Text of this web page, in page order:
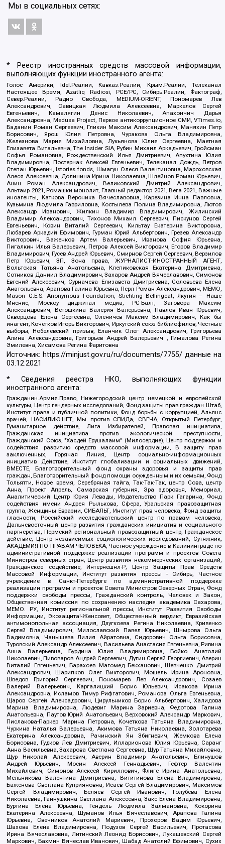
Мы в социальных сетях:
* Реестр иностранных средств массовой информации,
выполняющих функции иностранного агента:
Голос Америки, Idel.Реалии, Кавказ.Реалии, Крым.Реалии, Телеканал
Настоящее Время, Azatliq Radiosi, PCE/PC, Сибирь.Реалии, Фактограф,
Север.Реалии, Радио Свобода, MEDIUM-ORIENT, Пономарев Лев
Александрович, Савицкая Людмила Алексеевна, Маркелов Сергей
Евгеньевич, Камалягин Денис Николаевич, Апахончич Дарья
Александровна, Medusa Project, Первое антикоррупционное СМИ, VTimes.io,
Баданин Роман Сергеевич, Гликин Максим Александрович, Маняхин Петр
Борисович, Ярош Юлия Петровна, Чуракова Ольга Владимировна,
Железнова Мария Михайловна, Лукьянова Юлия Сергеевна, Маетная
Елизавета Витальевна, The Insider SIA, Рубин Михаил Аркадьевич, Гройсман
Софья Романовна, Рождественский Илья Дмитриевич, Апухтина Юлия
Владимировна, Постернак Алексей Евгеньевич, Телеканал Дождь, Петров
Степан Юрьевич, Istories fonds, Шмагун Олеся Валентиновна, Мароховская
Алеся Алексеевна, Долинина Ирина Николаевна, Шлейнов Роман Юрьевич,
Анин Роман Александрович, Великовский Дмитрий Александрович,
Альтаир 2021, Ромашки монолит, Главный редактор 2021, Вега 2021, Важные
иноагенты, Каткова Вероника Вячеславовна, Карезина Инна Павловна,
Кузьмина Людмила Гавриловна, Костылева Полина Владимировна, Лютов
Александр Иванович, Жилкин Владимир Владимирович, Жилинский
Владимир Александрович, Тихонов Михаил Сергеевич, Пискунов Сергей
Евгеньевич, Ковин Виталий Сергеевич, Кильтау Екатерина Викторовна,
Любарев Аркадий Ефимович, Гурман Юрий Альбертович, Грезев Александр
Викторович, Важенков Артем Валерьевич, Иванова София Юрьевна,
Пигалкин Илья Валерьевич, Петров Алексей Викторович, Егоров Владимир
Владимирович, Гусев Андрей Юрьевич, Смирнов Сергей Сергеевич, Верзилов
Петр Юрьевич, ЗП, Зона права, ЖУРНАЛИСТ-ИНОСТРАННЫЙ АГЕНТ,
Вольтская Татьяна Анатольевна, Клепиковская Екатерина Дмитриевна,
Сотников Даниил Владимирович, Захаров Андрей Вячеславович, Симонов
Евгений Алексеевич, Сурначева Елизавета Дмитриевна, Соловьева Елена
Анатольевна, Арапова Галина Юрьевна, Перл Роман Александрович, МЕМО,
Mason G.E.S. Anonymous Foundation, Stichting Bellingcat, Якутия – Наше
Мнение, Москоу диджитал медиа, РС-Балт, Заговора Максим
Александрович, Ветошкина Валерия Валерьевна, Павлов Иван Юрьевич,
Скворцова Елена Сергеевна, Оленичев Максим Владимирович, Как бы
инагент, Кочетков Игорь Викторович, Иркутский союз библиофилов, Честные
выборы, Нобелевский призыв, Еланчик Олег Александрович, Григорьева
Алина Александровна, Григорьев Андрей Валерьевич , Гималова Регина
Эмилевна, Хисамова Регина Фаритовна
Источник: https://minjust.gov.ru/ru/documents/7755/ данные на
03.12.2021
* Сведения реестра НКО, выполняющих функции
иностранного агента:
Гражданин.Армия.Право, Нижегородский центр немецкой и европейской
культуры, Центр гендерных исследований, Фонд защиты прав граждан Штаб,
Институт права и публичной политики, Фонд борьбы с коррупцией, Альянс
врачей, НАСИЛИЮ.НЕТ, Мы против СПИДа, СВЕЧА, Открытый Петербург,
Гуманитарное действие, Лига Избирателей, Правовая инициатива,
Гражданская инициатива против экологической преступности,
Гражданский Союз, "Хасдей Ерушалаим" (Милосердие), Центр поддержки и
содействия развитию средств массовой информации, В защиту прав
заключенных, Горячая Линия, Центр социально-информационных
инициатив Действие, Институт глобализации и социальных движений,
ВМЕСТЕ, Благотворительный фонд охраны здоровья и защиты прав
граждан, Благотворительный фонд помощи осужденным и их семьям, Фонд
Тольятти, Новое время, Серебряная тайга, Так-Так-Так, центр Сова, центр
Анна, Проект Апрель, Самарская губерния, Эра здоровья, Мемориал,
Аналитический Центр Юрия Левады, Издательство Парк Гагарина, Фонд
содействия имени Андрея Рылькова, Сфера, Уральская правозащитная
группа, Женщины Евразии, СИБАЛЬТ, Институт прав человека, Фонд защиты
гласности, Российский исследовательский центр по правам человека,
Дальневосточный центр развития гражданских инициатив и социального
партнерства, Пермский региональный правозащитный центр, Гражданское
действие, Центр независимых социологических исследований, Сутяжник,
АКАДЕМИЯ ПО ПРАВАМ ЧЕЛОВЕКА, Частное учреждение в Калининграде по
административной поддержке реализации программ и проектов Совета
Министров северных стран, Центр развития некоммерческих организаций,
Гражданское содействие, Интернешнл-Р, Центр Защиты Прав Средств
Массовой Информации, Институт развития прессы - Сибирь, Частное
учреждение в Санкт-Петербурге по административной поддержке
реализации программ и проектов Совета Министров Северных Стран, Фонд
поддержки свободы прессы, Гражданский контроль, Человек и Закон,
Общественная комиссия по сохранению наследия академика Сахарова,
МЕМО. РУ, Институт региональной прессы, Институт Развития Свободы
Информации, Экозащита!-Женсовет, Общественный вердикт, Евразийская
антимонопольная ассоциация, Дзугкоева Регина Николаевна, Кривенко
Сергей Владимирович, Милославский Павел Юрьевич, Шнырова Ольга
Вадимовна, Чанышева Лилия Айратовна, Сидорович Ольга Борисовна,
Туровский Александр Алексеевич, Васильева Анастасия Евгеньевна, Ривина
Анна Валерьевна, Бурдина Юлия Владимировна, Бойко Анатолий
Николаевич, Пивоваров Андрей Сергеевич, Дугин Сергей Георгиевич, Аверин
Виталий Евгеньевич, Барахоев Магомед Бекханович, Шевченко Дмитрий
Александрович, Шарипков Олег Викторович, Мошель Ирина Ароновна,
Шведов Григорий Сергеевич, Пономарев Лев Александрович, Созаев
Валерий Валерьевич, Каргалицкий Борис Юльевич, Исакова Ирина
Александровна, Исламов Тимур Рифгатович, Романова Ольга Евгеньевна,
Щаров Сергей Алексадрович, Цирульников Борис Альбертович, Халидова
Марина Владимировна, Людевиг Марина Зариевна, Федотова Галина
Анатольевна, Паутов Юрий Анатольевич, Верховский Александр Маркович,
Пислакова-Паркер Марина Петровна, Кочеткова Татьяна Владимировна,
Чуркина Наталья Валерьевна, Акимова Татьяна Николаевна, Золотарева
Екатерина Александровна, Рачинский Ян Збигневич, Жемкова Елена
Борисовна, Гудков Лев Дмитриевич, Илларионова Юлия Юрьевна, Саранг
Анна Васильевна, Захарова Светлана Сергеевна, Щур Татьяна Михайловна,
Щур Николай Алексеевич, Аверин Владимир Анатольевич, Блинушов
Андрей Юрьевич, Мосин Алексей Геннадьевич, Гефтер Валентин
Михайлович, Симонов Алексей Кириллович, Флиге Ирина Анатольевна,
Мельникова Валентина Дмитриевна, Вититинова Елена Владимировна,
Баженова Светлана Куприяновна, Исаев Сергей Владимирович, Максимов
Сергей Владимирович, Беляев Сергей Иванович, Голубева Елена
Николаевна, Ганнушкина Светлана Алексеевна, Закс Елена Владимировна,
Буртина Елена Юрьевна, Гендель Людмила Залмановна, Кокорина
Екатерина Алексеевна, Шуманов Илья Вячеславович, Арапова Галина
Юрьевна, Свечников Анатолий Мариевич, Прохоров Вадим Юрьевич,
Шахова Елена Владимировна, Подузов Сергей Васильевич, Протасова
Ирина Вячеславовна, Литинский Леонид Борисович, Лукашевский Сергей
Маркович, Бахмин Вячеслав Иванович, Шабад Анатолий Ефимович, Сухих